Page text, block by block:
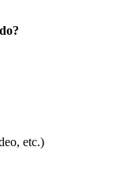
etc.)